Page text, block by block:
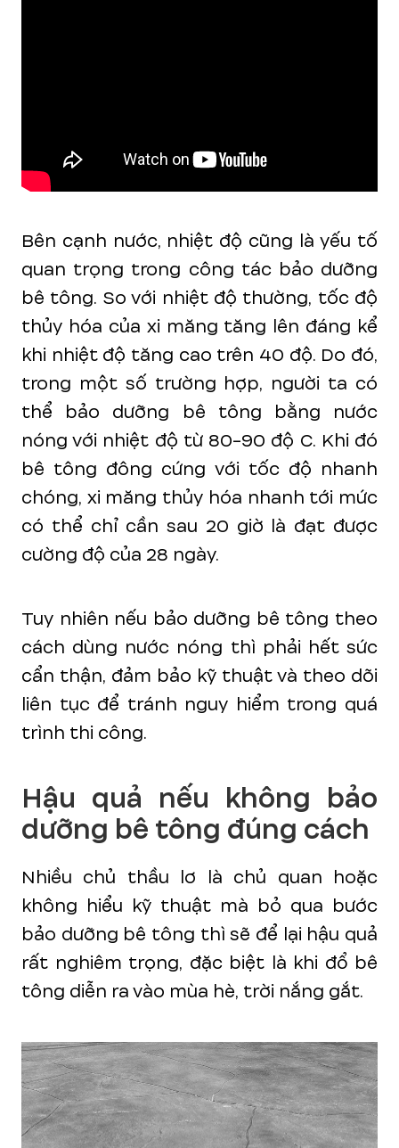
Bên cạnh nước, nhiệt độ cũng là yếu tố
quan trọng trong công tác bảo dưỡng
bê tông. So với nhiệt độ thường, tốc độ
thủy hóa của xi măng tăng lên đáng kể
khi nhiệt độ tăng cao trên 40 độ. Do đó,
trong một số trường hợp, người ta có
thể bảo dưỡng bê tông bằng nước
nóng với nhiệt độ từ 80-90 độ C. Khi đó
bê tông đông cứng với tốc độ nhanh
chóng, xi măng thủy hóa nhanh tới mức
có thể chỉ cần sau 20 giờ là đạt được
cường độ của 28 ngày.
Tuy nhiên nếu bảo dưỡng bê tông theo
cách dùng nước nóng thì phải hết sức
cẩn thận, đảm bảo kỹ thuật và theo dõi
liên tục để tránh nguy hiểm trong quá
trình thi công.
Hậu quả nếu không bảo
dưỡng bê tông đúng cách
Nhiều chủ thầu lơ là chủ quan hoặc
không hiểu kỹ thuật mà bỏ qua bước
bảo dưỡng bê tông thì sẽ để lại hậu quả
rất nghiêm trọng, đặc biệt là khi đổ bê
tông diễn ra vào mùa hè, trời nắng gắt.